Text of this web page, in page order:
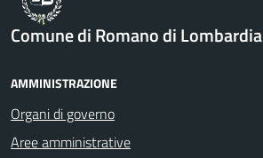
Comune di Romano di Lombardia
AMMINISTRAZIONE
Organi di governo
Aree amministrative